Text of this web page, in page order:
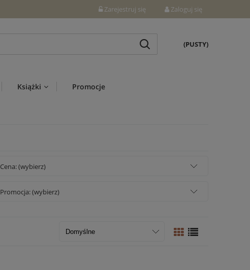
Zarejestruj się Zaloguj się
(PUSTY)
Książki Promocje
Cena: (wybierz)
Promocja: (wybierz)